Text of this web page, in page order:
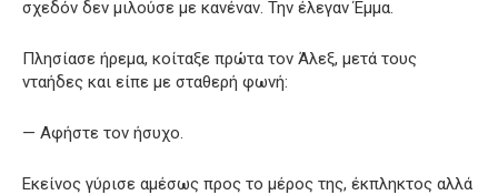
σχεδόν δεν μιλούσε με κανέναν. Την έλεγαν Έμμα.
Πλησίασε ήρεμα, κοίταξε πρώτα τον Άλεξ, μετά τους
νταήδες και είπε με σταθερή φωνή:
— Αφήστε τον ήσυχο.
Εκείνος γύρισε αμέσως προς το μέρος της, έκπληκτος αλλά